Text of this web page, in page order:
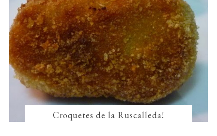
Croquetes de la Ruscalleda!